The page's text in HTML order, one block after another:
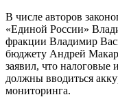
В числе авторов
«Единой России»
фракции Владимир
бюджету Андрей
заявил, что налоговые
должны вводиться
мониторинга.